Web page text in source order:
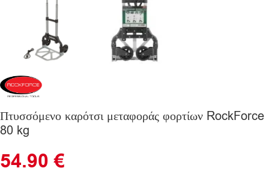
Πτυσσόμενο καρότσι μεταφοράς φορτίων RockForce
80 kg
54.90€